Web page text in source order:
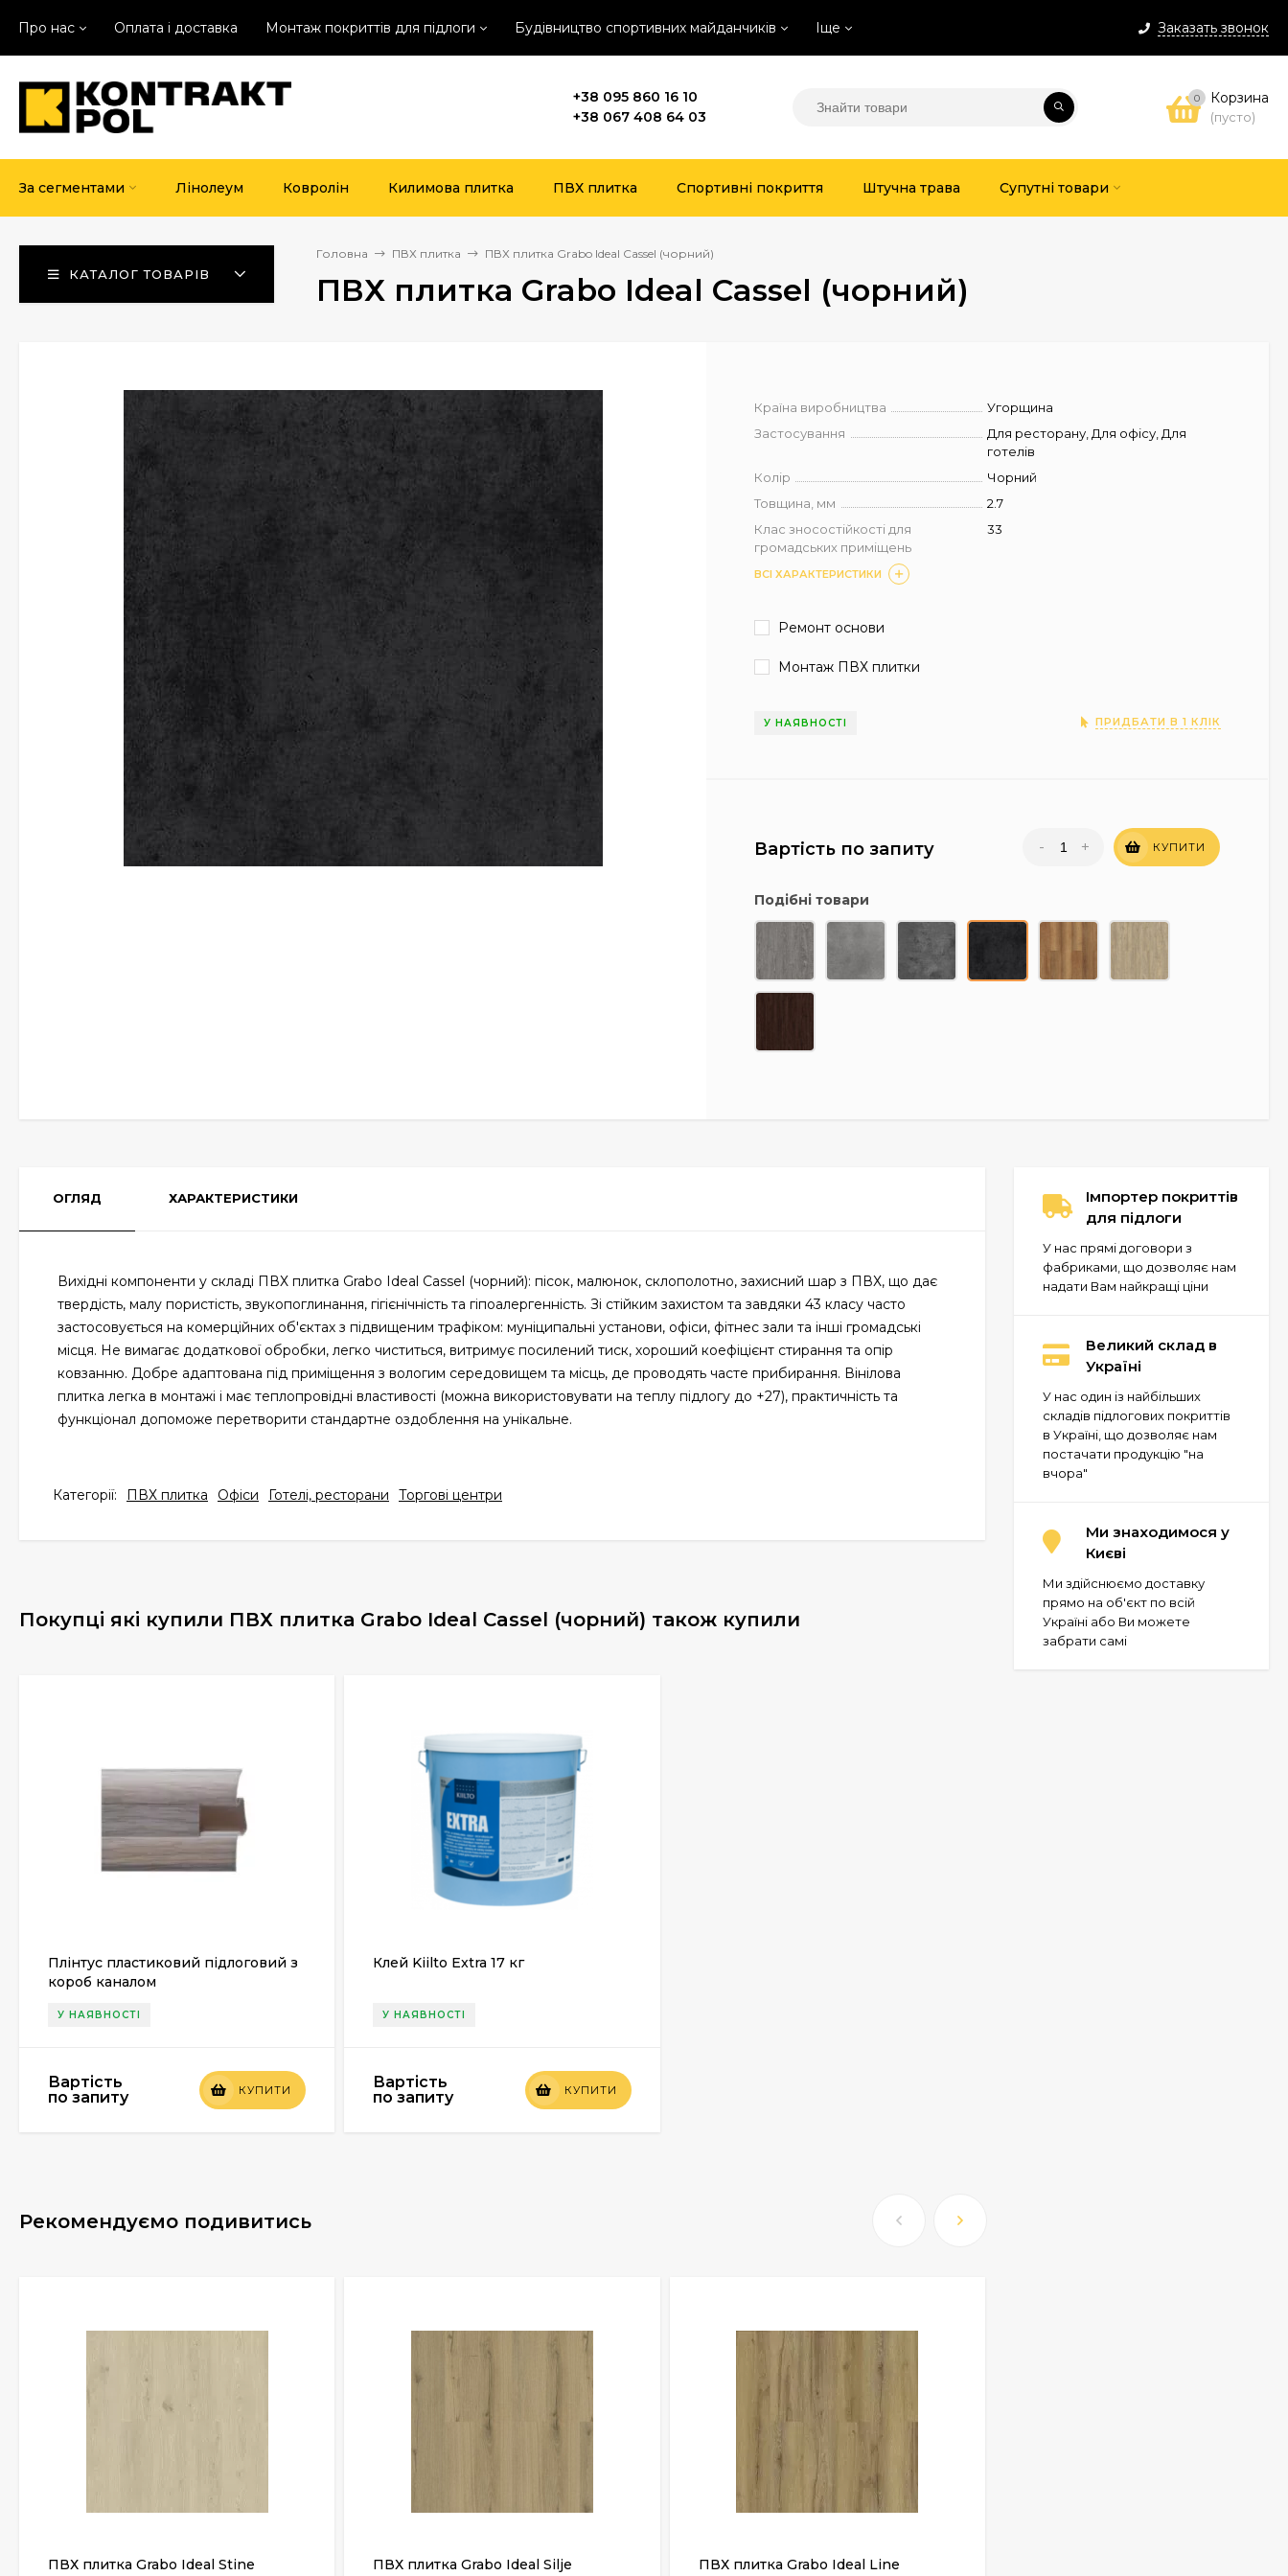
Заказать звонок
Про нас Оплата і доставка Монтаж покриттів для підлоги Будівництво спортивних майданчиків Іще
+38 095 860 16 10
+38 067 408 64 03
0 Корзина
(пусто)
За сегментами Лінолеум Ковролін Килимова плитка ПВХ плитка Спортивні покриття Штучна трава Супутні товари
КАТАЛОГ ТОВАРІВ
Головна ПВХ плитка ПВХ плитка Grabo Ideal Cassel (чорний)
ПВХ плитка Grabo Ideal Cassel (чорний)
Країна виробництва
Угорщина
Застосування
Для ресторану, Для офісу, Для
готелів
Колір
Чорний
Товщина, мм
2.7
Клас зносостійкості для
громадських приміщень
33
ВСІ ХАРАКТЕРИСТИКИ
Ремонт основи
Монтаж ПВХ плитки
У НАЯВНОСТІ ПРИДБАТИ В 1 КЛІК
Вартість по запиту - + КУПИТИ
Подібні товари
ОГЛЯД ХАРАКТЕРИСТИКИ
Вихідні компоненти у складі ПВХ плитка Grabo Ideal Cassel (чорний): пісок, малюнок, склополотно, захисний шар з ПВХ, що дає
твердість, малу пористість, звукопоглинання, гігієнічність та гіпоалергенність. Зі стійким захистом та завдяки 43 класу часто
застосовується на комерційних об'єктах з підвищеним трафіком: муніципальні установи, офіси, фітнес зали та інші громадські
місця. Не вимагає додаткової обробки, легко чиститься, витримує посилений тиск, хороший коефіцієнт стирання та опір
ковзанню. Добре адаптована під приміщення з вологим середовищем та місць, де проводять часте прибирання. Вінілова
плитка легка в монтажі і має теплопровідні властивості (можна використовувати на теплу підлогу до +27), практичність та
функціонал допоможе перетворити стандартне оздоблення на унікальне.
Категорії: ПВХ плитка Офіси Готелі, ресторани Торгові центри
Покупці які купили ПВХ плитка Grabo Ideal Cassel (чорний) також купили
Плінтус пластиковий підлоговий з
короб каналом
У НАЯВНОСТІ
Вартість
по запиту
КУПИТИ
Клей Kiilto Extra 17 кг
У НАЯВНОСТІ
Вартість
по запиту
КУПИТИ
Рекомендуємо подивитись
ПВХ плитка Grabo Ideal Stine ПВХ плитка Grabo Ideal Silje ПВХ плитка Grabo Ideal Line
Імпортер покриттів
для підлоги
У нас прямі договори з
фабриками, що дозволяє нам
надати Вам найкращі ціни
Великий склад в
Україні
У нас один із найбільших
складів підлогових покриттів
в Україні, що дозволяє нам
постачати продукцію "на
вчора"
Ми знаходимося у
Києві
Ми здійснюємо доставку
прямо на об'єкт по всій
Україні або Ви можете
забрати самі